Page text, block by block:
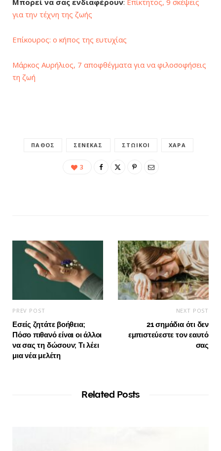
για την τέχνη της ζωής
Επίκουρος: ο κήπος της ευτυχίας
Μάρκος Αυρήλιος, 7 αποφθέγματα για να φιλοσοφήσεις
τη ζωή
ΠΆΘΟΣ ΣΕΝΈΚΑΣ ΣΤΩΙΚΟΊ ΧΑΡΆ
3
PREV POST
Εσείς ζητάτε βοήθεια;
Πόσο πιθανό είναι οι άλλοι
να σας τη δώσουν; Τι λέει
μια νέα μελέτη
NEXT POST
21 σημάδια ότι δεν
εμπιστεύεστε τον εαυτό
σας
Related Posts